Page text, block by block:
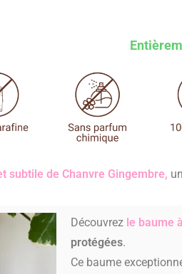
subtile de Chanvre Gingembre,
Découvrez le baume
protégées.
Ce baume